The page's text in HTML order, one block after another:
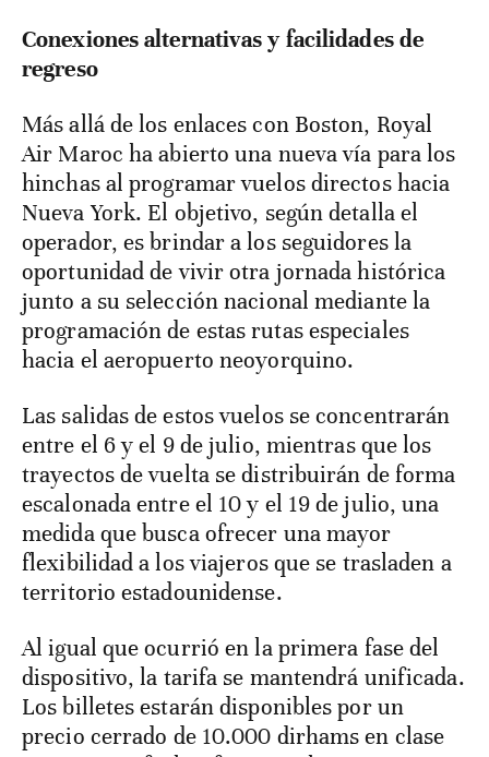
Conexiones alternativas y facilidades de
regreso
Más allá de los enlaces con Boston, Royal
Air Maroc ha abierto una nueva vía para los
hinchas al programar vuelos directos hacia
Nueva York. El objetivo, según detalla el
operador, es brindar a los seguidores la
oportunidad de vivir otra jornada histórica
junto a su selección nacional mediante la
programación de estas rutas especiales
hacia el aeropuerto neoyorquino.
Las salidas de estos vuelos se concentrarán
entre el 6 y el 9 de julio, mientras que los
trayectos de vuelta se distribuirán de forma
escalonada entre el 10 y el 19 de julio, una
medida que busca ofrecer una mayor
flexibilidad a los viajeros que se trasladen a
territorio estadounidense.
Al igual que ocurrió en la primera fase del
dispositivo, la tarifa se mantendrá unificada.
Los billetes estarán disponibles por un
precio cerrado de 10.000 dirhams en clase